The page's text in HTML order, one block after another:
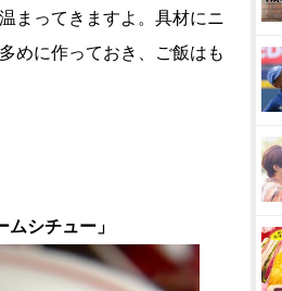
まってきますよ。具材にニ
めに作っておき、ご飯はも
シチュー」